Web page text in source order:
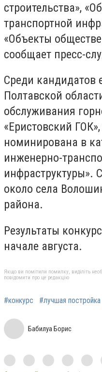
строительства»,
транспортной
«Объекты
сообщает пресс-
Среди кандидатов
Полтавской
обслуживания
«Еристовский
номинирована в
инженерно-
инфраструктуры».
около села
района.
Результаты
начале августа.
Якщо ви помітили помилку, виділіть
повідомити про це редакцію
#конкурс #лучшая постройка
Бабилуа Борис